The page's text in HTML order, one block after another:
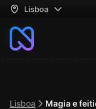
Lisboa
Lisboa Magia e